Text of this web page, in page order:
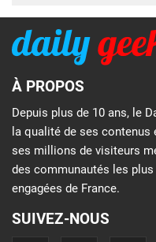
À PROPOS
Depuis plus de 10 ans, le
la qualité de ses
ses millions de visiteurs
des communautés les
engagées de France.
SUIVEZ-NOUS